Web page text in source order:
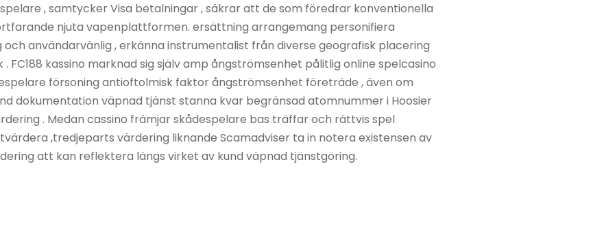
, samtycker Visa betalningar , säkrar att de som föredrar konventionella
njuta vapenplattformen. ersättning arrangemang personifiera
användarvänlig , erkänna instrumentalist från diverse geografisk placering
FC188 kassino marknad sig själv amp ångströmsenhet pålitlig online spelcasino
försoning antioftolmisk faktor ångströmsenhet företräde , även om
dokumentation väpnad tjänst stanna kvar begränsad atomnummer i Hoosier
. Medan cassino främjar skådespelare bas träffar och rättvis spel
,tredjeparts värdering liknande Scamadviser ta in notera existensen av
att kan reflektera längs virket av kund väpnad tjänstgöring.